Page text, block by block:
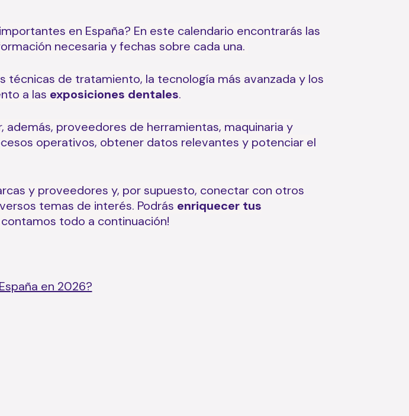
en España? En este calendario encontrarás las
necesaria y fechas sobre cada una.
técnicas de tratamiento, la tecnología más avanzada y los
a las exposiciones dentales.
proveedores de herramientas, maquinaria y
operativos, obtener datos relevantes y potenciar el
y proveedores y, por supuesto, conectar con otros
temas de interés. Podrás enriquecer tus
contamos todo a continuación!
en 2026?